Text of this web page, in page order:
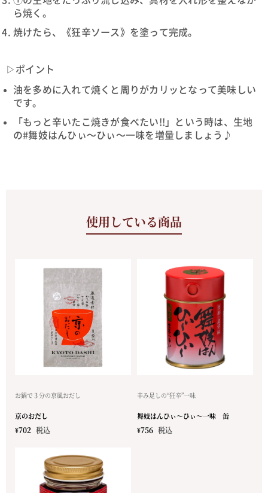
ら焼く。
焼けたら、《狂辛ソース》を塗って完成。
▷ポイント
油を多めに入れて焼くと周りがカリッとなって美味しい
です。
「もっと辛いたこ焼きが食べたい!!」という時は、生地
の#舞妓はんひぃ～ひぃ～一味を増量しましょう♪
使用している商品
お鍋で３分の京風おだし
京のおだし
¥702 税込
辛み足しの“狂辛”一味
舞妓はんひぃ～ひぃ～一味 缶
¥756 税込